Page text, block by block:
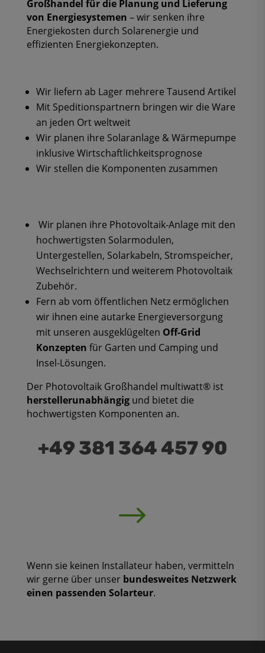
Großhandel für die Planung und Lieferung
von Energiesystemen – wir senken ihre
Energiekosten durch Solarenergie und
effizienten Energiekonzepten.
Wir liefern ab Lager mehrere Tausend Artikel
Mit Speditionspartnern bringen wir die Ware
an jeden Ort weltweit
Wir planen ihre Solaranlage & Wärmepumpe
inklusive Wirtschaftlichkeitsprognose
Wir stellen die Komponenten zusammen
Wir planen ihre Photovoltaik-Anlage mit den
hochwertigsten Solarmodulen,
Untergestellen, Solarkabeln, Stromspeicher,
Wechselrichtern und weiterem Photovoltaik
Zubehör.
Fern ab vom öffentlichen Netz ermöglichen
wir ihnen eine autarke Energieversorgung
mit unseren ausgeklügelten Off-Grid
Konzepten für Garten und Camping und
Insel-Lösungen.
Der Photovoltaik Großhandel multiwatt® ist
herstellerunabhängigund bietet die
hochwertigsten Komponenten an.
+49 381 364 457 90
$
Wenn sie keinen Installateur haben, vermitteln
wir gerne über unser bundesweites Netzwerk
einen passenden Solarteur.